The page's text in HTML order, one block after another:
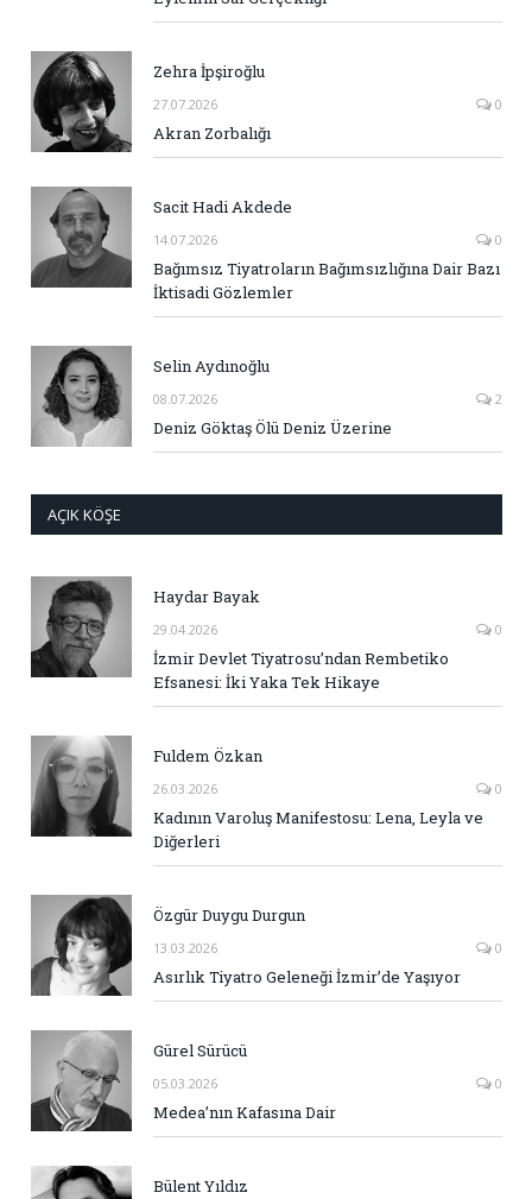
Zehra İpşiroğlu
27.07.2026 0
Akran Zorbalığı
Sacit Hadi Akdede
14.07.2026 0
Bağımsız Tiyatroların Bağımsızlığına Dair Bazı
İktisadi Gözlemler
Selin Aydınoğlu
08.07.2026 2
Deniz Göktaş Ölü Deniz Üzerine
AÇIK KÖŞE
Haydar Bayak
29.04.2026 0
İzmir Devlet Tiyatrosu’ndan Rembetiko
Efsanesi: İki Yaka Tek Hikaye
Fuldem Özkan
26.03.2026 0
Kadının Varoluş Manifestosu: Lena, Leyla ve
Diğerleri
Özgür Duygu Durgun
13.03.2026 0
Asırlık Tiyatro Geleneği İzmir’de Yaşıyor
Gürel Sürücü
05.03.2026 0
Medea’nın Kafasına Dair
Bülent Yıldız